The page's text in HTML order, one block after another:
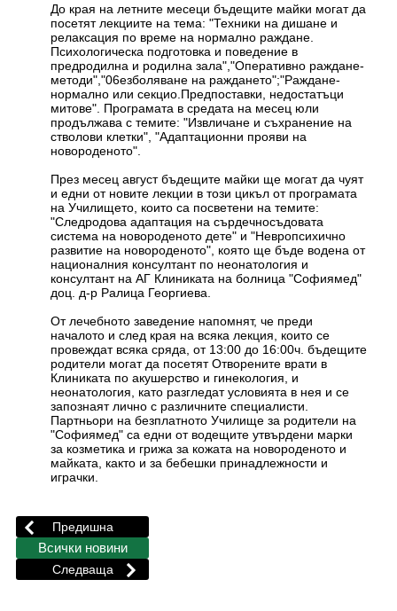
До края на летните месеци бъдещите майки могат да
посетят лекциите на тема: "Техники на дишане и
релаксация по време на нормално раждане.
Психологическа подготовка и поведение в
предродилна и родилна зала","Оперативно раждане-
методи","06езболяване на раждането";"Раждане-
нормално или секцио.Предпоставки, недостатъци
митове". Програмата в средата на месец юли
продължава с темите: "Извличане и съхранение на
стволови клетки", "Адаптационни прояви на
новороденото".
През месец август бъдещите майки ще могат да чуят
и едни от новите лекции в този цикъл от програмата
на Училището, които са посветени на темите:
"Следродова адаптация на сърдечносъдовата
система на новороденото дете" и "Невропсихично
развитие на новороденото", която ще бъде водена от
националния консултант по неонатология и
консултант на АГ Клиниката на болница "Софиямед"
доц. д-р Ралица Георгиева.
От лечебното заведение напомнят, че преди
началото и след края на всяка лекция, които се
провеждат всяка сряда, от 13:00 до 16:00ч. бъдещите
родители могат да посетят Отворените врати в
Клиниката по акушерство и гинекология, и
неонатология, като разгледат условията в нея и се
запознаят лично с различните специалисти.
Партньори на безплатното Училище за родители на
"Софиямед" са едни от водещите утвърдени марки
за козметика и грижа за кожата на новороденото и
майката, както и за бебешки принадлежности и
играчки.